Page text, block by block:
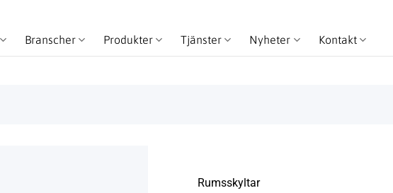
Branscher Produkter Tjänster Nyheter Kontakt
Rums­skyltar